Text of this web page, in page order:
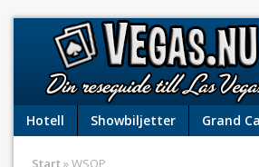
Hotell Showbiljetter Grand
Start» WSOP